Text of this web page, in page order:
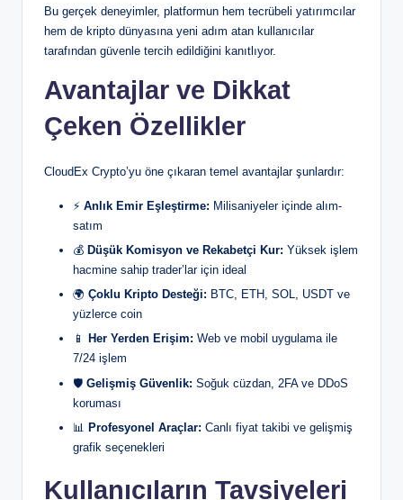
Bu gerçek deneyimler, platformun hem tecrübeli yatırımcılar
hem de kripto dünyasına yeni adım atan kullanıcılar
tarafından güvenle tercih edildiğini kanıtlıyor.
Avantajlar ve Dikkat
Çeken Özellikler
CloudEx Crypto’yu öne çıkaran temel avantajlar şunlardır:
⚡ Anlık Emir Eşleştirme: Milisaniyeler içinde alım-
satım
💰 Düşük Komisyon ve Rekabetçi Kur: Yüksek işlem
hacmine sahip trader’lar için ideal
🌍 Çoklu Kripto Desteği: BTC, ETH, SOL, USDT ve
yüzlerce coin
📱
Her Yerden Erişim: Web ve mobil uygulama ile
7/24 işlem
🛡️ Gelişmiş Güvenlik: Soğuk cüzdan, 2FA ve DDoS
koruması
📊 Profesyonel Araçlar: Canlı fiyat takibi ve gelişmiş
grafik seçenekleri
Kullanıcıların Tavsiyeleri